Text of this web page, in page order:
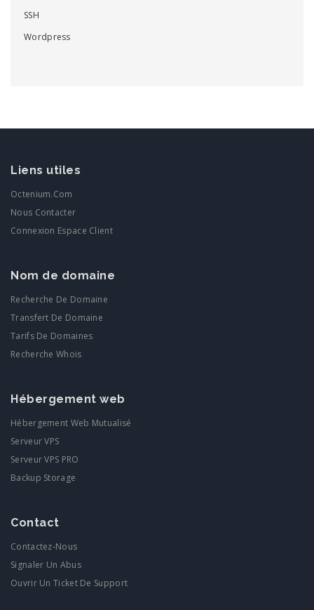
SSH
Wordpress
Liens utiles
Octenium.com
Nous Contacter
Connexion Espace Client
Nom de domaine
Recherche De Domaine
Transfert De Domaine
Tarifs De Domaines
Recherche Whois
Hébergement web
Hébergement Web Mutualisé
Serveur VPS
Serveur VPS PRO
Backup Storage
Contact
Contactez-Nous
Signaler Un Abus
Ouvrir Un Ticket De Support